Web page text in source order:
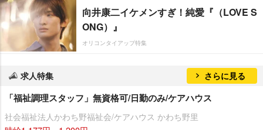
向井康二イケメンすぎ！純愛『（LOVE S
ONG）』
オリコンタイアップ特集
求人特集 さらに見る
「福祉調理スタッフ」無資格可/日勤のみ/ケアハウス
社会福祉法人かわち野福祉会/ケアハウス かわち野里